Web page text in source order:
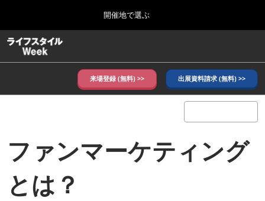
ッ
し
進
to
close
開催地で選ぶ
東京ビッグサイト/Tokyo Big Sight, Japan
6月_夏展
ー
バ
ル
ナ
ョ
ン
来場登録 (無料) >> 出展資料請求 (無料) >>
ファンマーケティング
とは？